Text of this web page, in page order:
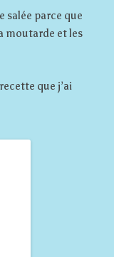
salée parce que
moutarde et les
que j’ai